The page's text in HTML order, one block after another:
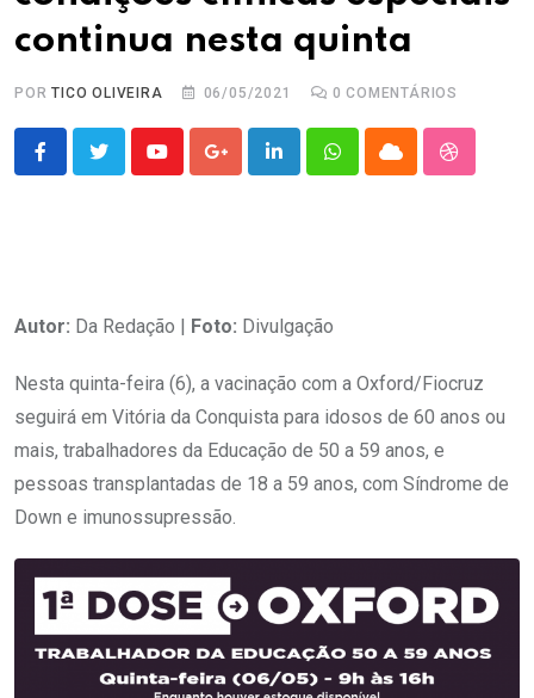
continua nesta quinta
PORTICO OLIVEIRA 06/05/2021 0 COMENTÁRIOS
YoutubeGoogle+LinkedInWhatsappCloud
Autor: Da Redação | Foto: Divulgação
Nesta quinta-feira (6), a vacinação com a Oxford/Fiocruz
seguirá em Vitória da Conquista para idosos de 60 anos ou
mais, trabalhadores da Educação de 50 a 59 anos, e
pessoas transplantadas de 18 a 59 anos, com Síndrome de
Down e imunossupressão.